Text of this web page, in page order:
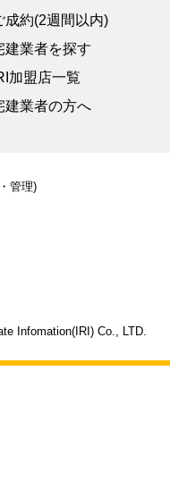
成約(2週間以内)
建業者を探す
加盟店一覧
建業者の方へ
管理)
Infomation(IRI) Co., LTD.